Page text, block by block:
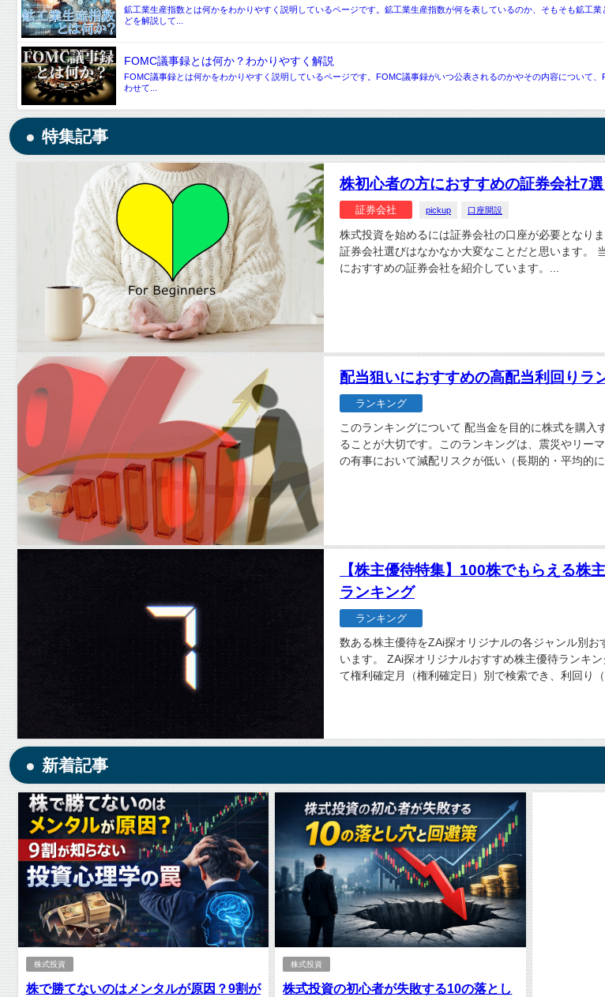
鉱工業生産指数とは何かをわかりやすく説明しているページです。鉱工業生産指数が何を表しているのか、そもそも鉱工
どを解説して...
FOMC議事録とは何か？わかりやすく解説
FOMC議事録とは何かをわかりやすく説明しているページです。FOMC議事録がいつ公表されるのかやその内容について
わせて...
特集記事
株初心者の方におすすめの証券会社7選
証券会社 pickup 口座開設
株式投資を始めるには証券会社の口座が必要となり
証券会社選びはなかなか大変なことだと思います。
におすすめの証券会社を紹介しています。...
配当狙いにおすすめの高配当利回りラ
ランキング
このランキングについて 配当金を目的に株式を購入
ることが大切です。このランキングは、震災やリー
の有事において減配リスクが低い（長期的・平均的
【株主優待特集】100株でもらえる株
ランキング
ランキング
数ある株主優待をZAi探オリジナルの各ジャンル別お
います。 ZAi探オリジナルおすすめ株主優待ランキ
て権利確定月（権利確定日）別で検索でき、利回り
新着記事
株式投資
株で勝てないのはメンタルが原因？9割が
株式投資
株式投資の初心者が失敗する10の落とし